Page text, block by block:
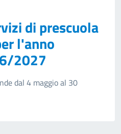
di prescuola
l'anno
2027
dal 4 maggio al 30